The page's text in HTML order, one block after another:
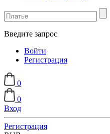
Введите запрос
Войти
Регистрация
0
0
Вход
Регистрация